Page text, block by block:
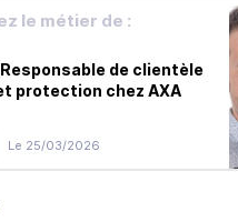
le métier de :
de clientèle
protection chez AXA
Le 25/03/2026